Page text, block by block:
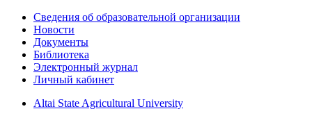
Сведения об образовательной организации
Новости
Документы
Библиотека
Электронный журнал
Личный кабинет
Altai State Agricultural University